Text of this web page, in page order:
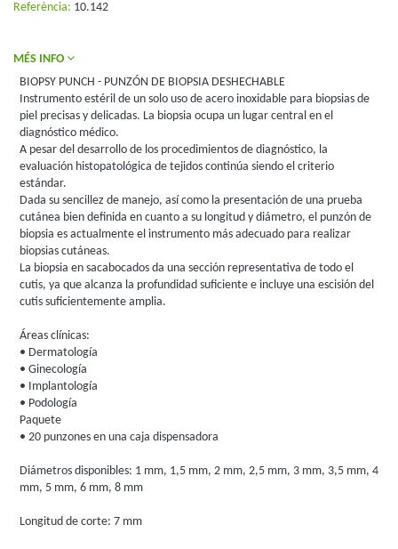
Referència: 10.142
MÉS INFO
BIOPSY PUNCH - PUNZÓN DE BIOPSIA DESHECHABLE
Instrumento estéril de un solo uso de acero inoxidable para biopsias de
piel precisas y delicadas. La biopsia ocupa un lugar central en el
diagnóstico médico.
A pesar del desarrollo de los procedimientos de diagnóstico, la
evaluación histopatológica de tejidos continúa siendo el criterio
estándar.
Dada su sencillez de manejo, así como la presentación de una prueba
cutánea bien definida en cuanto a su longitud y diámetro, el punzón de
biopsia es actualmente el instrumento más adecuado para realizar
biopsias cutáneas.
La biopsia en sacabocados da una sección representativa de todo el
cutis, ya que alcanza la profundidad suficiente e incluye una escisión del
cutis suficientemente amplia.
Áreas clínicas:
• Dermatología
• Ginecología
• Implantología
• Podología
Paquete
• 20 punzones en una caja dispensadora
Diámetros disponibles: 1 mm, 1,5 mm, 2 mm, 2,5 mm, 3 mm, 3,5 mm, 4
mm, 5 mm, 6 mm, 8 mm
Longitud de corte: 7 mm